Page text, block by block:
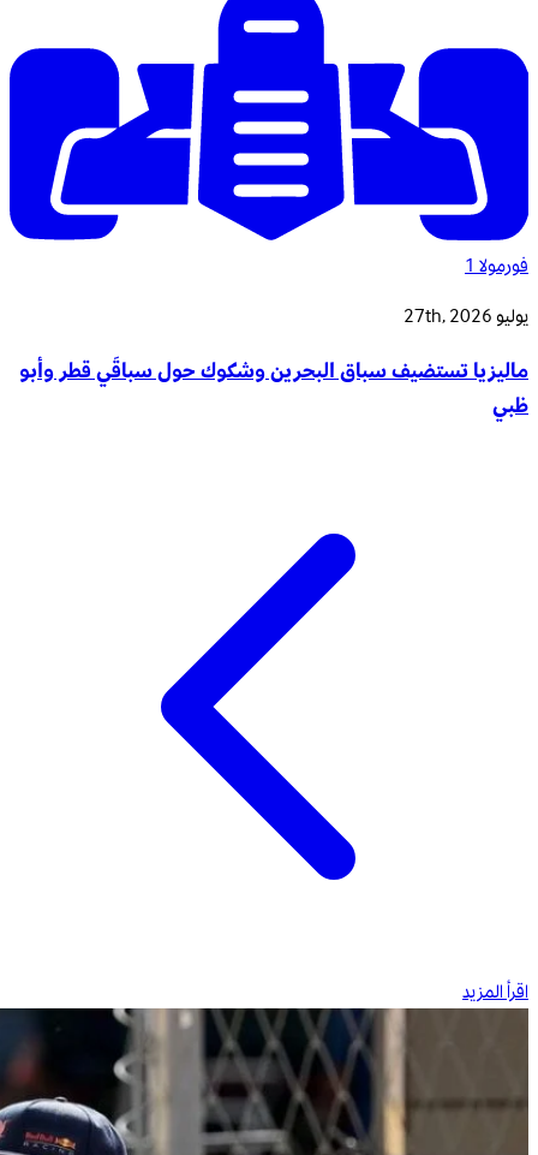
فورمولا 1
يوليو 27th, 2026
ماليزيا تستضيف سباق البحرين وشكوك حول سباقَي قطر وأبو
ظبي
اقرأ المزيد